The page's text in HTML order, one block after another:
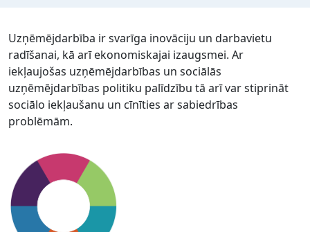
Uzņēmējdarbība ir svarīga inovāciju un darbavietu
radīšanai, kā arī ekonomiskajai izaugsmei. Ar
iekļaujošas uzņēmējdarbības un sociālās
uzņēmējdarbības politiku palīdzību tā arī var stiprināt
sociālo iekļaušanu un cīnīties ar sabiedrības
problēmām.